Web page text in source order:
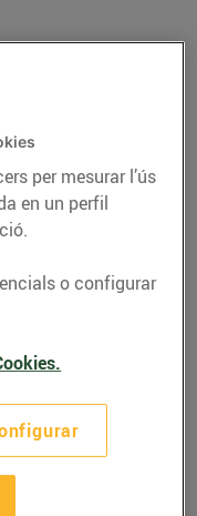
per mesurar l’ús
en un perfil
o configurar